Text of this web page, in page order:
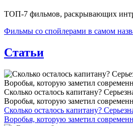
ТОП-7 фильмов, раскрывающих
Фильмы со спойлерами в самом
Статьи
Сколько осталось капитану?
Воробья, которую заметил
Сколько осталось капитану?
Воробья, которую заметил